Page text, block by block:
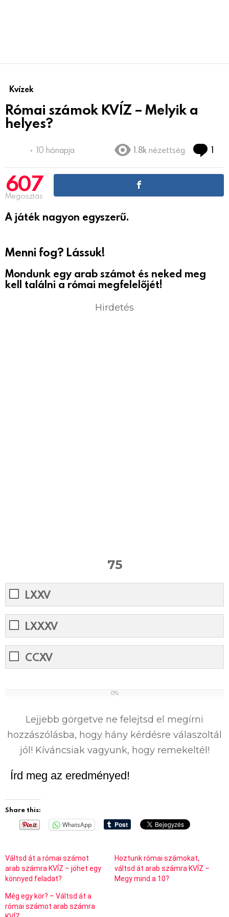
Kvízek
Római számok KVÍZ – Melyik a
helyes?
10 hónapja 1.8k nézettség 1
607
Megosztás
A játék nagyon egyszerű.
Menni fog? Lássuk!
Mondunk egy arab számot és neked meg
kell találni a római megfelelőjét!
Hirdetés
75
LXXV
LXXXV
CCXV
0%
Lejjebb görgetve ne felejtsd el megírni
hozzászólásba, hogy hány kérdésre válaszoltál
jól! Kíváncsiak vagyunk, hogy remekeltél!
Írd meg az eredményed!
Share this:
WhatsApp
Váltsd át a római számot
arab számra KVÍZ – jöhet egy
könnyed feladat?
Hoztunk római számokat,
váltsd át arab számra KVÍZ –
Megy mind a 10?
Még egy kör? – Váltsd át a
római számot arab számra